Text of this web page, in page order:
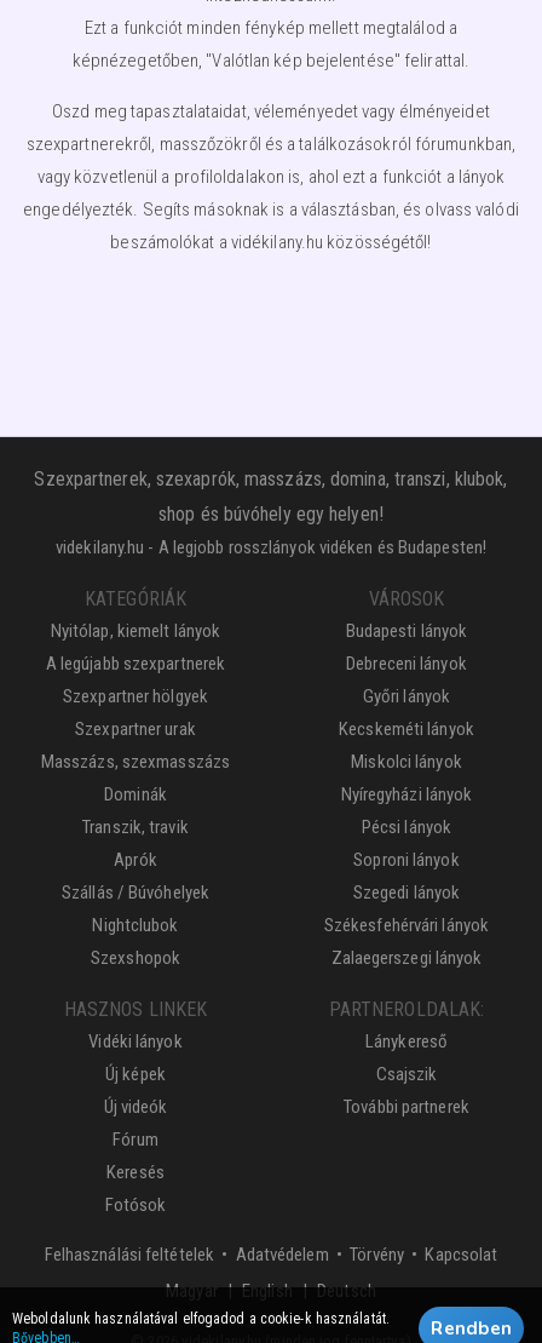
Ezt a funkciót minden fénykép mellett megtalálod a
képnézegetőben, "Valótlan kép bejelentése" felirattal.
Oszd meg tapasztalataidat, véleményedet vagy élményeidet
szexpartnerekről, masszőzökről és a találkozásokról fórumunkban,
vagy közvetlenül a profiloldalakon is, ahol ezt a funkciót a lányok
engedélyezték. Segíts másoknak is a választásban, és olvass valódi
beszámolókat a vidékilany.hu közösségétől!
Szexpartnerek, szexaprók, masszázs, domina, transzi, klubok,
shop és búvóhely egy helyen!
videkilany.hu - A legjobb rosszlányok vidéken és Budapesten!
KATEGÓRIÁK
Nyitólap, kiemelt lányok
A legújabb szexpartnerek
Szexpartner hölgyek
Szexpartner urak
Masszázs, szexmasszázs
Dominák
Transzik, travik
Aprók
Szállás / Búvóhelyek
Nightclubok
Szexshopok
VÁROSOK
Budapesti lányok
Debreceni lányok
Győri lányok
Kecskeméti lányok
Miskolci lányok
Nyíregyházi lányok
Pécsi lányok
Soproni lányok
Szegedi lányok
Székesfehérvári lányok
Zalaegerszegi lányok
HASZNOS LINKEK
Vidéki lányok
Új képek
Új videók
Fórum
Keresés
Fotósok
PARTNEROLDALAK:
Lánykereső
Csajszik
További partnerek
Felhasználási feltételek • Adatvédelem • Törvény • Kapcsolat
Magyar
English Deutsch
Weboldalunk használatával elfogadod a cookie-k használatát.
Bővebben…
Rendben